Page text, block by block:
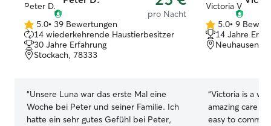
patient, gentle, and especially
understanding with cats and more
reserved pets. I also treat every home
respectfully and can send updates and
photos so owners know their pet is
pro Nacht
5.0
von
5
Sternen
5.0• 39 Bewertungen
14 wiederkehrende Haustierbesitzer
30 Jahre Erfahrung
Stockach, 78333
“Unsere Luna war das erste Mal eine
Woche bei Peter und seiner Familie. Ich
hatte ein sehr gutes Gefühl bei Peter,
5.0
von
5
5.0• 9
14 Jahre
Neuhausen
“Victoria is a
amazing care
easy to